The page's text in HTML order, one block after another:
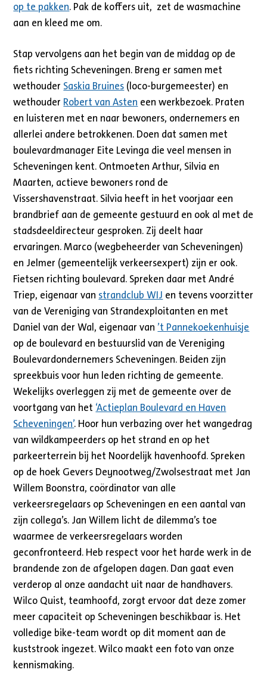
op te pakken. Pak de koffers uit, zet de wasmachine
aan en kleed me om.
Stap vervolgens aan het begin van de middag op de
fiets richting Scheveningen. Breng er samen met
wethouder Saskia Bruines (loco-burgemeester) en
wethouder Robert van Asten een werkbezoek. Praten
en luisteren met en naar bewoners, ondernemers en
allerlei andere betrokkenen. Doen dat samen met
boulevardmanager Eite Levinga die veel mensen in
Scheveningen kent. Ontmoeten Arthur, Silvia en
Maarten, actieve bewoners rond de
Vissershavenstraat. Silvia heeft in het voorjaar een
brandbrief aan de gemeente gestuurd en ook al met de
stadsdeeldirecteur gesproken. Zij deelt haar
ervaringen. Marco (wegbeheerder van Scheveningen)
en Jelmer (gemeentelijk verkeersexpert) zijn er ook.
Fietsen richting boulevard. Spreken daar met André
Triep, eigenaar van strandclub WIJ en tevens voorzitter
van de Vereniging van Strandexploitanten en met
Daniel van der Wal, eigenaar van’t Pannekoekenhuisje
op de boulevard en bestuurslid van de Vereniging
Boulevardondernemers Scheveningen. Beiden zijn
spreekbuis voor hun leden richting de gemeente.
Wekelijks overleggen zij met de gemeente over de
voortgang van het ‘Actieplan Boulevard en Haven
Scheveningen’. Hoor hun verbazing over het wangedrag
van wildkampeerders op het strand en op het
parkeerterrein bij het Noordelijk havenhoofd. Spreken
op de hoek Gevers Deynootweg/Zwolsestraat met Jan
Willem Boonstra, coördinator van alle
verkeersregelaars op Scheveningen en een aantal van
zijn collega’s. Jan Willem licht de dilemma’s toe
waarmee de verkeersregelaars worden
geconfronteerd. Heb respect voor het harde werk in de
brandende zon de afgelopen dagen. Dan gaat even
verderop al onze aandacht uit naar de handhavers.
Wilco Quist, teamhoofd, zorgt ervoor dat deze zomer
meer capaciteit op Scheveningen beschikbaar is. Het
volledige bike-team wordt op dit moment aan de
kuststrook ingezet. Wilco maakt een foto van onze
kennismaking.